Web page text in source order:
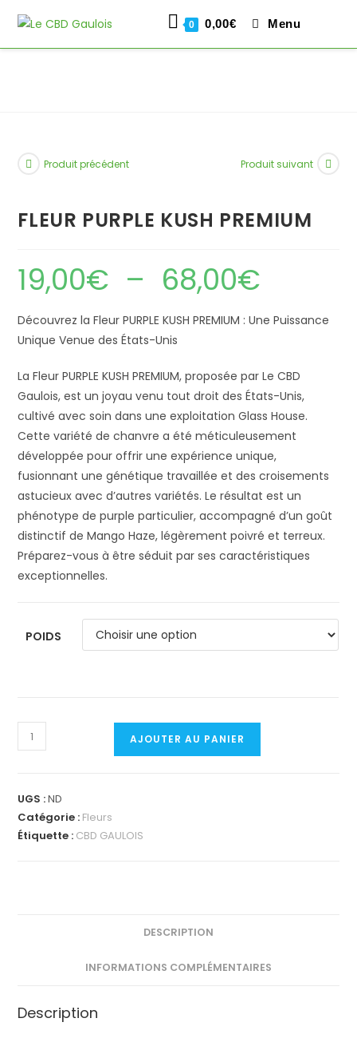
0 0,00€ Menu
Produit précédent Produit suivant
FLEUR PURPLE KUSH PREMIUM
19,00€ – 68,00€
à
68,00€
Découvrez la Fleur PURPLE KUSH PREMIUM : Une Puissance
Unique Venue des États-Unis
La Fleur PURPLE KUSH PREMIUM, proposée par Le CBD
Gaulois, est un joyau venu tout droit des États-Unis,
cultivé avec soin dans une exploitation Glass House.
Cette variété de chanvre a été méticuleusement
développée pour offrir une expérience unique,
fusionnant une génétique travaillée et des croisements
astucieux avec d’autres variétés. Le résultat est un
phénotype de purple particulier, accompagné d’un goût
distinctif de Mango Haze, légèrement poivré et terreux.
Préparez-vous à être séduit par ses caractéristiques
exceptionnelles.
POIDS
quantité
de
KUSH
PREMIUM
AJOUTER AU PANIER
UGS :ND
Catégorie : Fleurs
Étiquette : CBD GAULOIS
DESCRIPTION
INFORMATIONS COMPLÉMENTAIRES
Description